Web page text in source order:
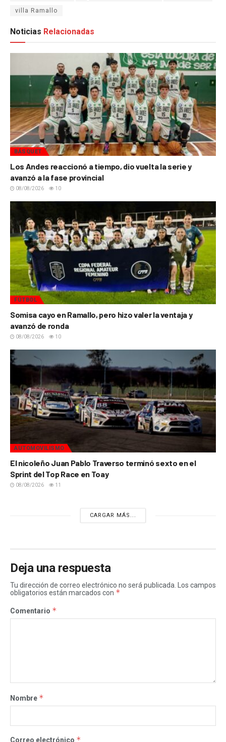
villa Ramallo
Noticias Relacionadas
BÁSQUET
Los Andes reaccionó a tiempo, dio vuelta la serie y
avanzó a la fase provincial
08/08/2026 10
FÚTBOL
Somisa cayo en Ramallo, pero hizo valer la ventaja y
avanzó de ronda
08/08/2026 10
AUTOMOVILISMO
El nicoleño Juan Pablo Traverso terminó sexto en el
Sprint del Top Race en Toay
08/08/2026 11
CARGAR MÁS...
Deja una respuesta
Tu dirección de correo electrónico no será publicada. Los campos
obligatorios están marcados con *
Comentario *
Nombre *
Correo electrónico *